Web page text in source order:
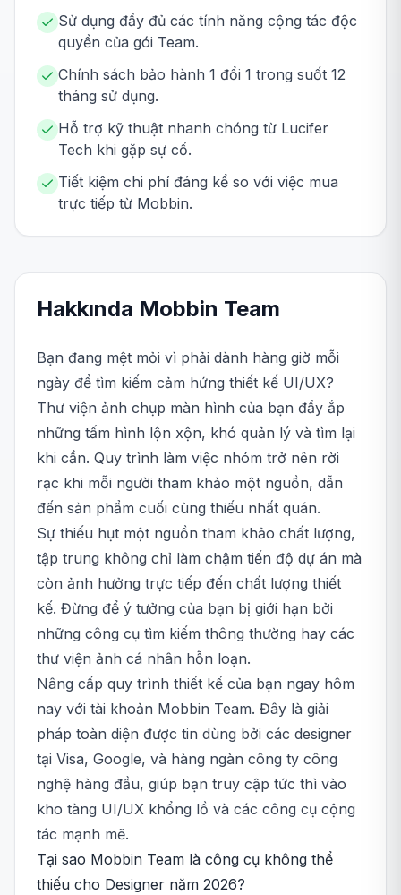
Sử dụng đầy đủ các tính năng cộng tác độc
quyền của gói Team.
Chính sách bảo hành 1 đổi 1 trong suốt 12
tháng sử dụng.
Hỗ trợ kỹ thuật nhanh chóng từ Lucifer
Tech khi gặp sự cố.
Tiết kiệm chi phí đáng kể so với việc mua
trực tiếp từ Mobbin.
Hakkında Mobbin Team
Bạn đang mệt mỏi vì phải dành hàng giờ mỗi
ngày để tìm kiếm cảm hứng thiết kế UI/UX?
Thư viện ảnh chụp màn hình của bạn đầy ắp
những tấm hình lộn xộn, khó quản lý và tìm lại
khi cần. Quy trình làm việc nhóm trở nên rời
rạc khi mỗi người tham khảo một nguồn, dẫn
đến sản phẩm cuối cùng thiếu nhất quán.
Sự thiếu hụt một nguồn tham khảo chất lượng,
tập trung không chỉ làm chậm tiến độ dự án mà
còn ảnh hưởng trực tiếp đến chất lượng thiết
kế. Đừng để ý tưởng của bạn bị giới hạn bởi
những công cụ tìm kiếm thông thường hay các
thư viện ảnh cá nhân hỗn loạn.
Nâng cấp quy trình thiết kế của bạn ngay hôm
nay với tài khoản Mobbin Team. Đây là giải
pháp toàn diện được tin dùng bởi các designer
tại Visa, Google, và hàng ngàn công ty công
nghệ hàng đầu, giúp bạn truy cập tức thì vào
kho tàng UI/UX khổng lồ và các công cụ cộng
tác mạnh mẽ.
Tại sao Mobbin Team là công cụ không thể
thiếu cho Designer năm 2026?